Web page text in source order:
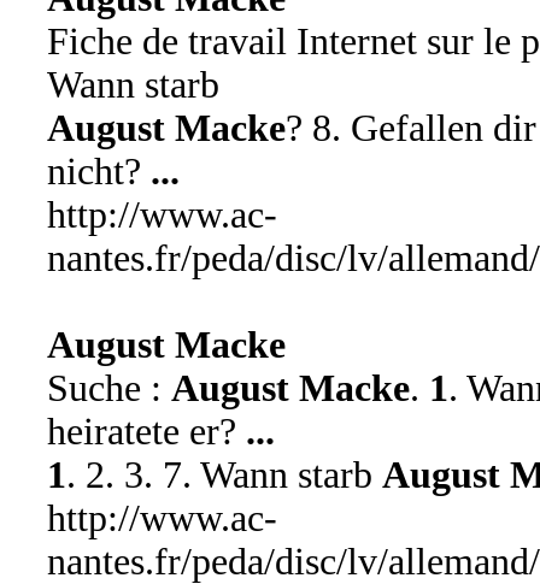
Fiche de travail Internet sur le
Wann starb
August Macke? 8. Gefallen
nicht? ...
http://www.ac-
nantes.fr/peda/disc/lv/
August Macke
Suche : August Macke. 1.
heiratete er? ...
1. 2. 3. 7. Wann starb August
http://www.ac-
nantes.fr/peda/disc/lv/